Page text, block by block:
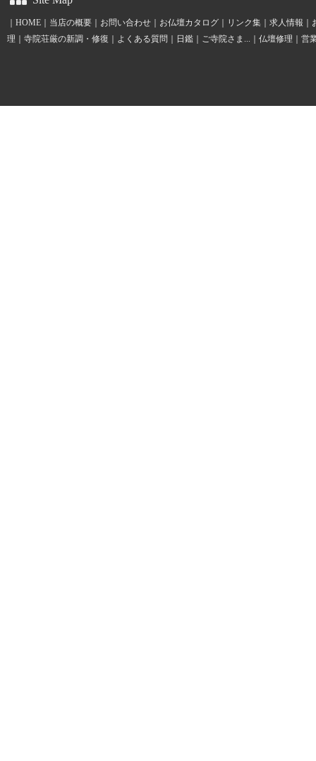
｜ HOME ｜ 当店の概要 ｜ お問い合わせ ｜ お仏壇カタログ ｜ リンク集 ｜ 求人情報 ｜
理 ｜ 寺院荘厳の新調・修復 ｜ よくある質問 ｜ 日鑑 ｜ ご寺院さま... ｜ 仏壇修理 ｜ 営